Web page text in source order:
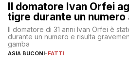
Il domatore Ivan Orfei
tigre durante un numero
Il domatore di 31 anni Ivan Orfei è
durante un numero e risulta
gamba
ASIA BUCONI-FATTI